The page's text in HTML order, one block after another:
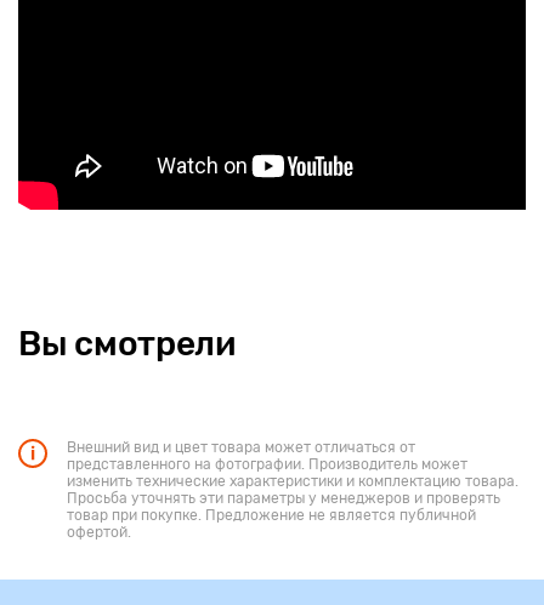
Вы смотрели
Внешний вид и цвет товара может отличаться от
представленного на фотографии. Производитель может
изменить технические характеристики и комплектацию товара.
Просьба уточнять эти параметры у менеджеров и проверять
товар при покупке. Предложение не является публичной
офертой.